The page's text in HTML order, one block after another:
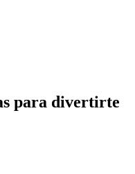
para divertirte